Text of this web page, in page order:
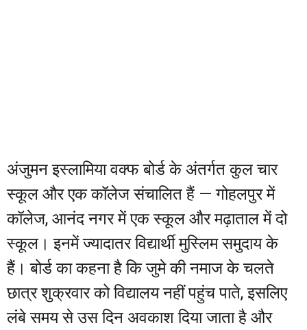
अंजुमन इस्लामिया वक्फ बोर्ड के अंतर्गत कुल चार
स्कूल और एक कॉलेज संचालित हैं — गोहलपुर में
कॉलेज, आनंद नगर में एक स्कूल और मढ़ाताल में दो
स्कूल। इनमें ज्यादातर विद्यार्थी मुस्लिम समुदाय के
हैं। बोर्ड का कहना है कि जुमे की नमाज के चलते
छात्र शुक्रवार को विद्यालय नहीं पहुंच पाते, इसलिए
लंबे समय से उस दिन अवकाश दिया जाता है और